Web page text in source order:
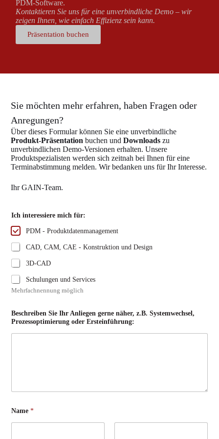
PDM-Software.
Kontaktieren Sie uns für eine unverbindliche Demo – wir
zeigen Ihnen, wie einfach Effizienz sein kann.
Präsentation buchen
Sie möchten mehr erfahren, haben Fragen oder
Anregungen?
Über dieses Formular können Sie eine unverbindliche
Produkt-Präsentation buchen undDownloadszu
unverbindlichen Demo-Versionen erhalten. Unsere
Produktspezialisten werden sich zeitnah bei Ihnen für eine
Terminabstimmung melden. Wir bedanken uns für Ihr Interesse.
Ihr GAIN-Team.
Ich interessiere mich für:
PDM - Produktdatenmanagement
CAD, CAM, CAE - Konstruktion und Design
3D-CAD
Schulungen und Services
Mehrfachnennung möglich
Beschreiben Sie Ihr Anliegen gerne näher, z.B. Systemwechsel,
Prozessoptimierung oder Ersteinführung:
Name*